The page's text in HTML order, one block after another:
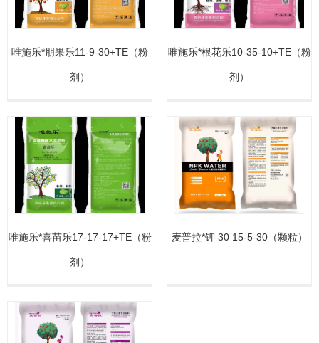
唯施乐*朋果乐11-9-30+TE（粉
剂）
唯施乐*根花乐10-35-10+TE（粉
剂）
唯施乐*喜苗乐17-17-17+TE（粉
剂）
麦普拉*钾 30 15-5-30（颗粒）